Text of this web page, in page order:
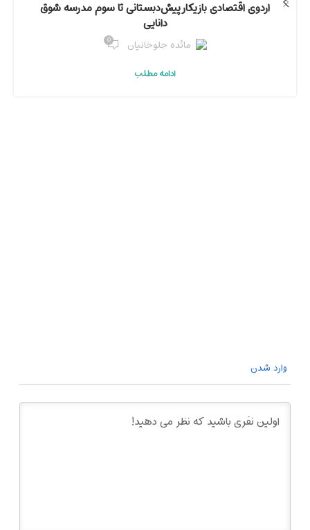
اردوی اقتصادی بازیکار پیش‌دبستانی تا سوم مدرسه شوق
دانایی
مائده جلوخانیان 0
ادامه مطلب
وارد شدن